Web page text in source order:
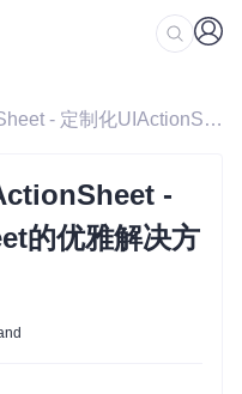
/ 推荐开源项目：RDActionSheet - 定制化UIActionSheet的优雅解决方案
-
的优雅解决方